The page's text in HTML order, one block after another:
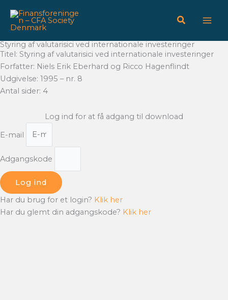
indholdet
Styring af valutarisici ved internationale investeringer
Titel: Styring af valutarisici ved internationale investeringer
Forfatter: Niels Erik Eberhard og Ricco Hagenflindt
Udgivelse: 1995 – nr. 8
Antal sider: 4
Log ind for at få adgang til download
E-mail
Adgangskode
Log ind
Har du brug for et login? Klik her
Har du glemt din adgangskode? Klik her